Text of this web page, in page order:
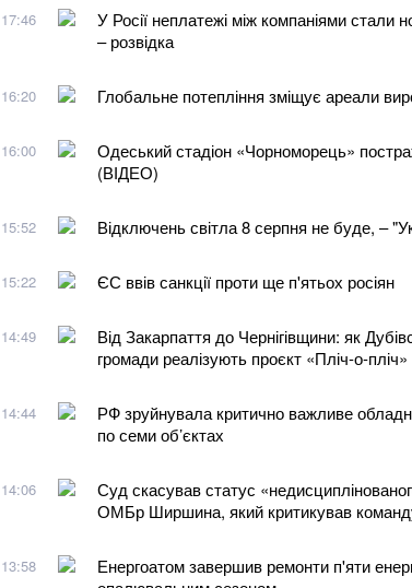
17:46
У Росії неплатежі між компаніями стали
– розвідка
16:20 Глобальне потепління зміщує ареали
16:00
Одеський стадіон «Чорноморець»
(ВІДЕО)
15:52 Відключень світла 8 серпня не буде, –
15:22 ЄС ввів санкції проти ще п'ятьох росіян
14:49
Від Закарпаття до Чернігівщини: як
громади реалізують проєкт «Пліч-о-пліч»
14:44
РФ зруйнувала критично важливе
по семи об’єктах
14:06
Суд скасував статус
ОМБр Ширшина, який критикував
13:58
Енергоатом завершив ремонти п'яти